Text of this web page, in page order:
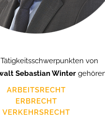
von
Sebastian Winter
ARBEITSRECHT
ERBRECHT
VERKEHRSRECHT